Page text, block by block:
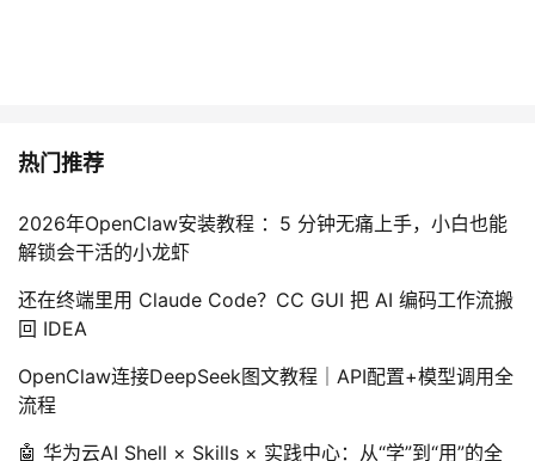
热门推荐
2026年OpenClaw安装教程 ：5 分钟无痛上手，小白也能
解锁会干活的小龙虾
还在终端里用 Claude Code？CC GUI 把 AI 编码工作流搬
回 IDEA
OpenClaw连接DeepSeek图文教程｜API配置+模型调用全
流程
🤖 华为云AI Shell × Skills × 实践中心：从“学”到“用”的全